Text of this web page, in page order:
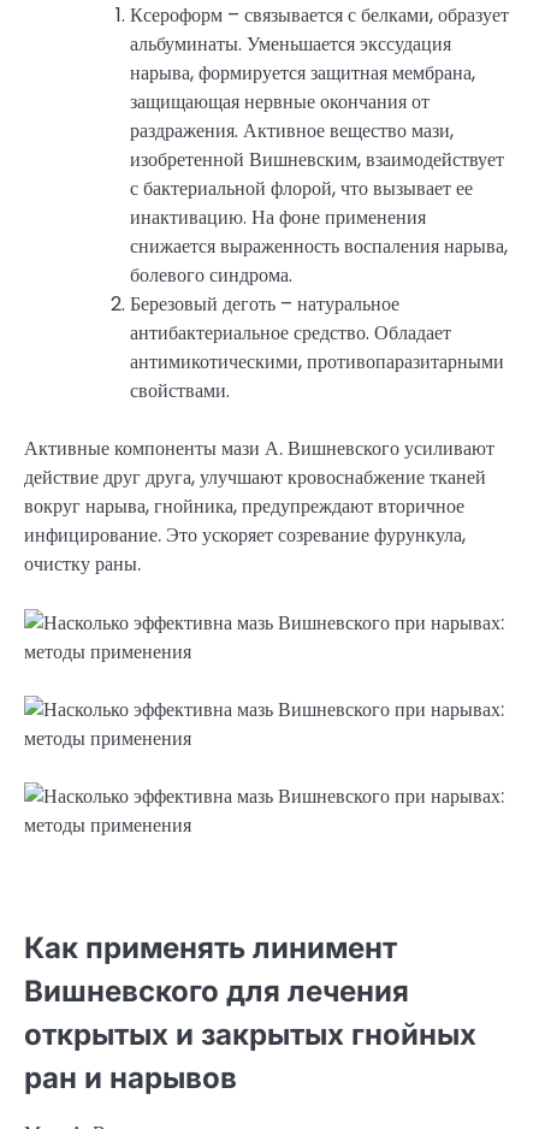
Ксероформ – связывается с белками, образует
альбуминаты. Уменьшается экссудация
нарыва, формируется защитная мембрана,
защищающая нервные окончания от
раздражения. Активное вещество мази,
изобретенной Вишневским, взаимодействует
с бактериальной флорой, что вызывает ее
инактивацию. На фоне применения
снижается выраженность воспаления нарыва,
болевого синдрома.
Березовый деготь – натуральное
антибактериальное средство. Обладает
антимикотическими, противопаразитарными
свойствами.
Активные компоненты мази А. Вишневского усиливают
действие друг друга, улучшают кровоснабжение тканей
вокруг нарыва, гнойника, предупреждают вторичное
инфицирование. Это ускоряет созревание фурункула,
очистку раны.
Как применять линимент
Вишневского для лечения
открытых и закрытых гнойных
ран и нарывов